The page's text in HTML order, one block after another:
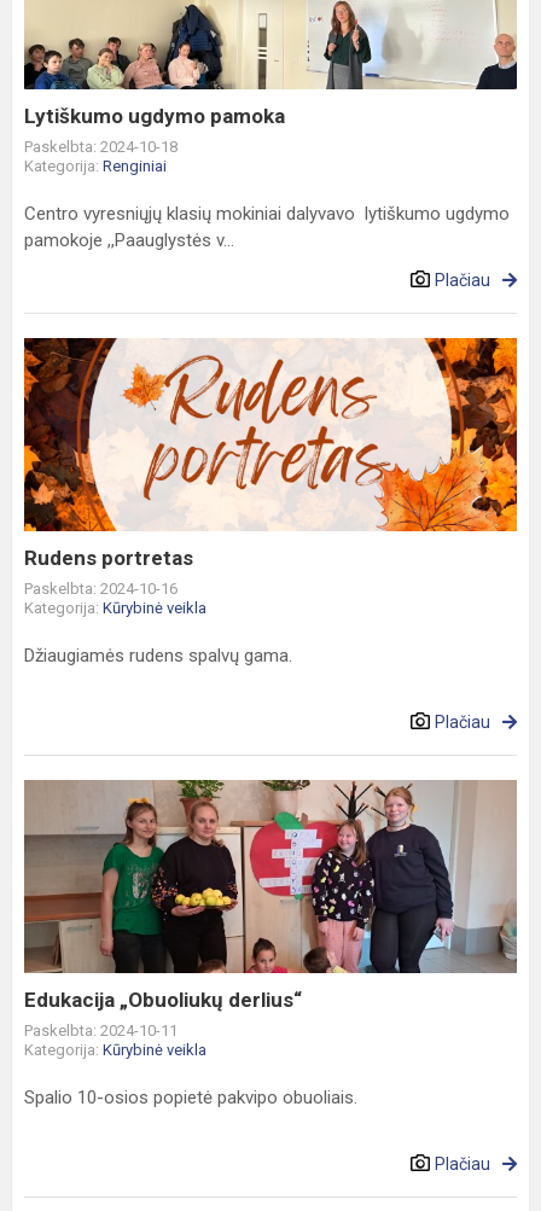
Lytiškumo ugdymo pamoka
Paskelbta: 2024-10-18
Kategorija: Renginiai
Centro vyresniųjų klasių mokiniai dalyvavo lytiškumo ugdymo
pamokoje ,,Paauglystės v...
Plačiau
Rudens
portretas
Rudens portretas
Paskelbta: 2024-10-16
Kategorija: Kūrybinė veikla
Džiaugiamės rudens spalvų gama.
Plačiau
„Obuoliukų
derlius“
Edukacija „Obuoliukų derlius“
Paskelbta: 2024-10-11
Kategorija: Kūrybinė veikla
Spalio 10-osios popietė pakvipo obuoliais.
Plačiau